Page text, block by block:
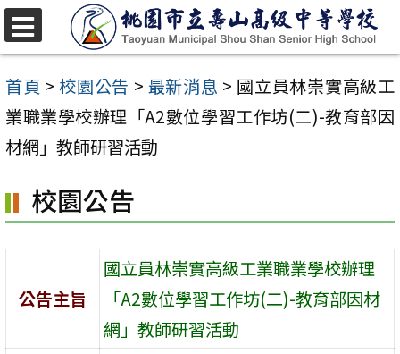
跳
至
主
要
內
區
首頁 > 校園公告 > 最新消息 > 國立員林崇實高級工
業職業學校辦理「A2數位學習工作坊(二)-教育部因
材網」教師研習活動
校園公告
公告主旨
國立員林崇實高級工業職業學校辦理
「A2數位學習工作坊(二)-教育部因材
網」教師研習活動
選
單